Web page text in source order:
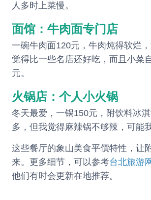
人多时上菜慢。
面馆：牛肉面专门店
一碗牛肉面120元，牛肉炖得软烂
觉得比一些名店还好吃，而且小菜
元。
火锅店：个人小火锅
冬天最爱，一锅150元，附饮料冰
多，但我觉得麻辣锅不够辣，可能
这些餐厅的象山美食平價特性，让
来。更多细节，可以参考台北旅游网
他们有时会更新在地推荐。